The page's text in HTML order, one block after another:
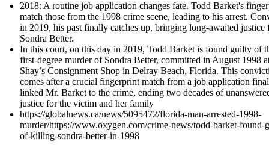
2018: A routine job application changes fate. Todd Barket's
match those from the 1998 crime scene, leading to his arrest.
in 2019, his past finally catches up, bringing long-awaited justice
Sondra Better.
In this court, on this day in 2019, Todd Barket is found guilty of
first-degree murder of Sondra Better, committed in August 1998
Shay’s Consignment Shop in Delray Beach, Florida. This
comes after a crucial fingerprint match from a job application
linked Mr. Barket to the crime, ending two decades of
justice for the victim and her family
https://globalnews.ca/news/5095472/florida-man-arrested-1998-
murder/https://www.oxygen.com/crime-news/todd-barket-found-
of-killing-sondra-better-in-1998